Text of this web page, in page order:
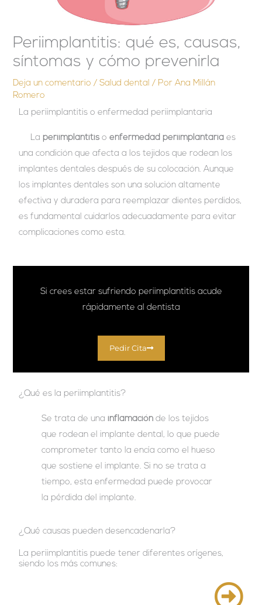
Periimplantitis: qué es, causas,
síntomas y cómo prevenirla
Deja un comentario /Salud dental / PorAna Millán
Romero
La periimplantitis o enfermedad periimplantaria
La periimplantitis oenfermedad periimplantaria es
una condición que afecta a los tejidos que rodean los
implantes dentales después de su colocación. Aunque
los implantes dentales son una solución altamente
efectiva y duradera para reemplazar dientes perdidos,
es fundamental cuidarlos adecuadamente para evitar
complicaciones como esta.
Si crees estar sufriendo periimplantitis acude
rápidamente al dentista
Pedir Cita
¿Qué es la periimplantitis?
Se trata de unainflamación de los tejidos
que rodean el implante dental, lo que puede
comprometer tanto la encía como el hueso
que sostiene el implante. Si no se trata a
tiempo, esta enfermedad puede provocar
la pérdida del implante.
¿Qué causas pueden desencadenarla?
La periimplantitis puede tener diferentes orígenes,
siendo los más comunes: